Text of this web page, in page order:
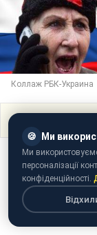
Коллаж РБК-Украина
🍪 Ми
Ми
персоналізації
конфіденційності.